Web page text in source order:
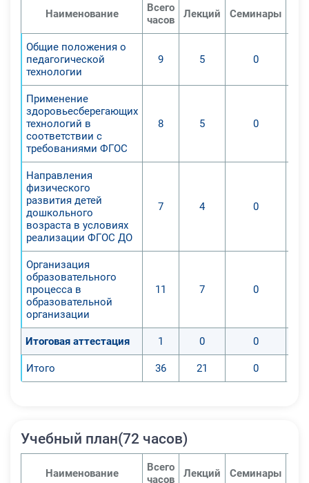
психических качеств, морально
волевых качеств,
социализации и адаптации к
современным требованиям и
условиям жизни
1. Освоение базовых знаний и
физической культуре, их истории и
современном развитии, значении в
физической подготовленности;
2. Воспитание физических качеств
возможностей
основных жизнеобеспечивающих
3. Совершенствование жизненно
важных навыков и умений,
формирование культуры
движения, обогащение
общеразвивающей и
корригирующей направленностью,
техническими действиями и
Наименование
Всего
часов
Лекций Семинары
Общие положения о
педагогической
технологии
9 5 0
Применение
здоровьесберегающих
технологий в
соответствии с
требованиями ФГОС
8 5 0
Направления
физического
развития детей
дошкольного
возраста в условиях
реализации ФГОС ДО
7 4 0
Организация
образовательного
процесса в
образовательной
организации
11 7 0
Итоговая аттестация 1 0 0
Итого 36 21 0
Учебный план(72 часов)
Наименование
Всего
часов
Лекций Семинары